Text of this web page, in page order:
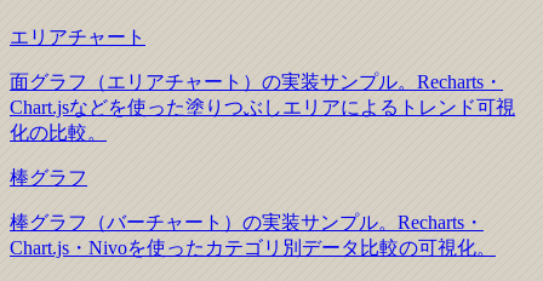
エリアチャート
面グラフ（エリアチャート）の実装サンプル。Recharts・
Chart.jsなどを使った塗りつぶしエリアによるトレンド可視
化の比較。
棒グラフ
棒グラフ（バーチャート）の実装サンプル。Recharts・
Chart.js・Nivoを使ったカテゴリ別データ比較の可視化。